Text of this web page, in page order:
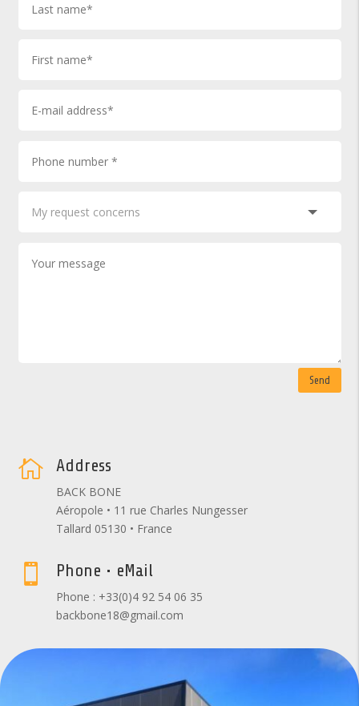
Send
 Address
BACK BONE
Aéropole • 11 rue Charles Nungesser
Tallard 05130 • France
 Phone • eMail
Phone : +33(0)4 92 54 06 35
backbone18@gmail.com